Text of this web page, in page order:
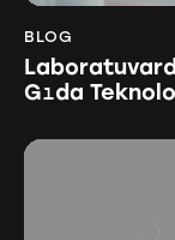
BLOG
Gıda